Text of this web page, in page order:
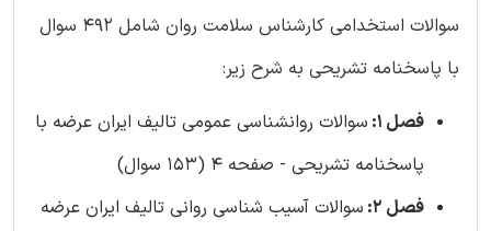
سوالات استخدامی کارشناس سلامت روان شامل 492 سوال
با پاسخنامه تشریحی به شرح زیر:
فصل 1:
سوالات روانشناسی عمومی تالیف ایران عرضه با
پاسخنامه تشریحی - صفحه 4 (153 سوال)
فصل 2:
سوالات آسیب شناسی روانی تالیف ایران عرضه